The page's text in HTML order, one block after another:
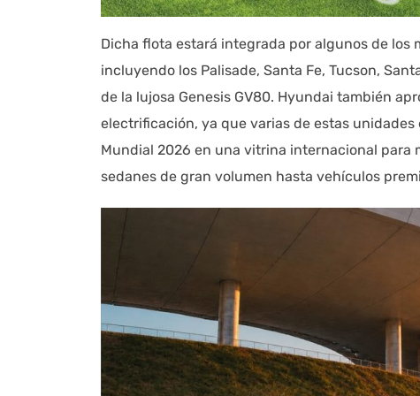
Dicha flota estará integrada por algunos de los
incluyendo los Palisade, Santa Fe, Tucson,
de la lujosa Genesis GV80. Hyundai también
electrificación, ya que varias de estas
Mundial 2026 en una vitrina internacional para
sedanes de gran volumen hasta vehículos